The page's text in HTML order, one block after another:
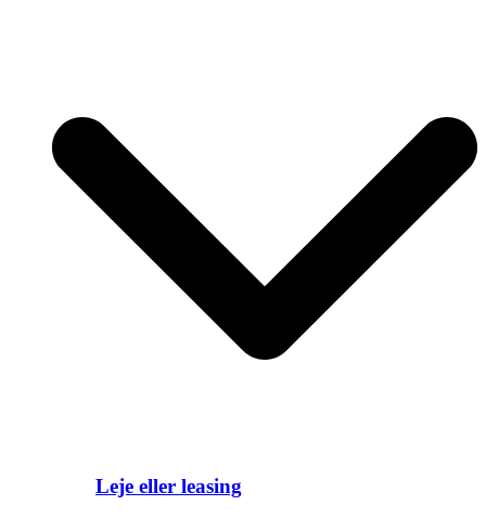
Leje eller leasing